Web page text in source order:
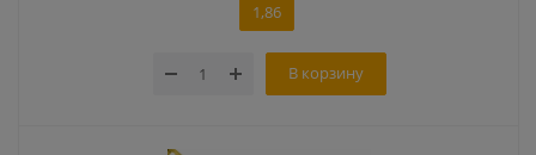
1,86
В корзину